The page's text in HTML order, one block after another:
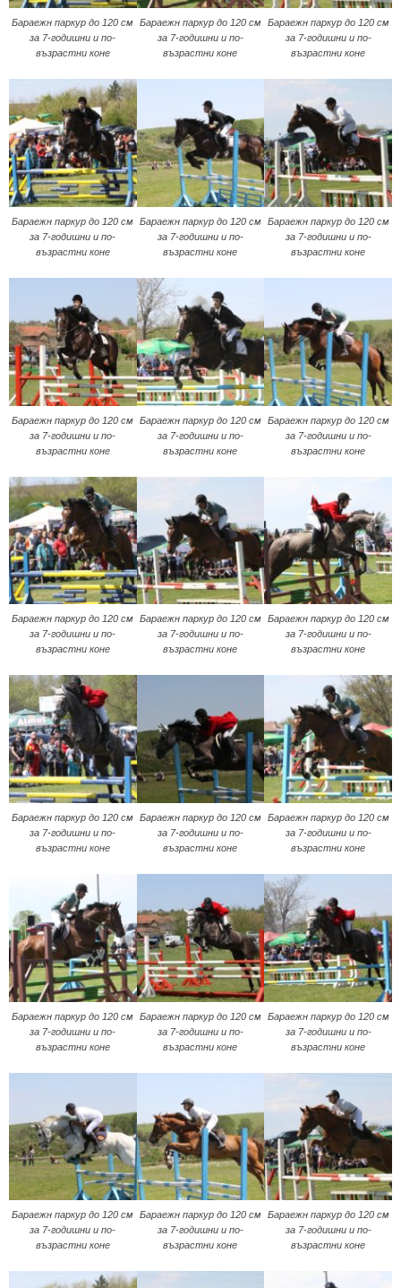
Бараeжн паркур до 120 см
за 7-годишни и по-
възрастни коне
Бараeжн паркур до 120 см
за 7-годишни и по-
възрастни коне
Бараeжн паркур до 120 см
за 7-годишни и по-
възрастни коне
Бараeжн паркур до 120 см
за 7-годишни и по-
възрастни коне
Бараeжн паркур до 120 см
за 7-годишни и по-
възрастни коне
Бараeжн паркур до 120 см
за 7-годишни и по-
възрастни коне
Бараeжн паркур до 120 см
за 7-годишни и по-
възрастни коне
Бараeжн паркур до 120 см
за 7-годишни и по-
възрастни коне
Бараeжн паркур до 120 см
за 7-годишни и по-
възрастни коне
Бараeжн паркур до 120 см
за 7-годишни и по-
възрастни коне
Бараeжн паркур до 120 см
за 7-годишни и по-
възрастни коне
Бараeжн паркур до 120 см
за 7-годишни и по-
възрастни коне
Бараeжн паркур до 120 см
за 7-годишни и по-
възрастни коне
Бараeжн паркур до 120 см
за 7-годишни и по-
възрастни коне
Бараeжн паркур до 120 см
за 7-годишни и по-
възрастни коне
Бараeжн паркур до 120 см
за 7-годишни и по-
възрастни коне
Бараeжн паркур до 120 см
за 7-годишни и по-
възрастни коне
Бараeжн паркур до 120 см
за 7-годишни и по-
възрастни коне
Бараeжн паркур до 120 см
за 7-годишни и по-
възрастни коне
Бараeжн паркур до 120 см
за 7-годишни и по-
възрастни коне
Бараeжн паркур до 120 см
за 7-годишни и по-
възрастни коне